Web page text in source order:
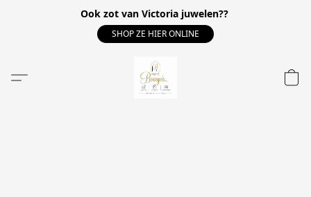
Ook zot van Victoria juwelen??
SHOP ZE HIER ONLINE